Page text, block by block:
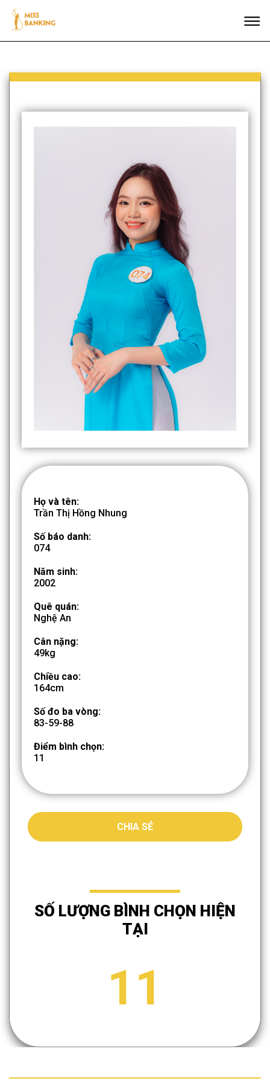
Họ và tên:
Trần Thị Hồng Nhung
Số báo danh:
074
Năm sinh:
2002
Quê quán:
Nghệ An
Cân nặng:
49kg
Chiều cao:
164cm
Số đo ba vòng:
83-59-88
Điểm bình chọn:
11
CHIA SẺ
SỐ LƯỢNG BÌNH CHỌN HIỆN
TẠI
11